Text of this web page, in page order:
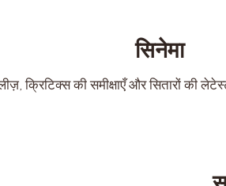
सिनेमा
क्रिटिक्स की समीक्षाएँ और सितारों की